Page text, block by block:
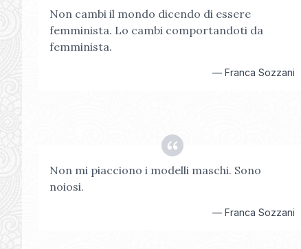
Non cambi il mondo dicendo di essere
femminista. Lo cambi comportandoti da
femminista.
—Franca Sozzani
Non mi piacciono i modelli maschi. Sono
noiosi.
—Franca Sozzani